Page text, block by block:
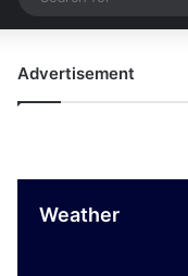
Advertisement
Weather